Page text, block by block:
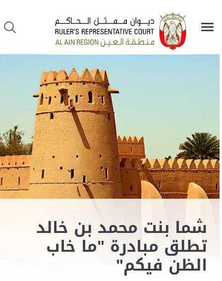
شما بنت محمد بن خالد
تطلق مبادرة "ما خاب
الظن فيكم"